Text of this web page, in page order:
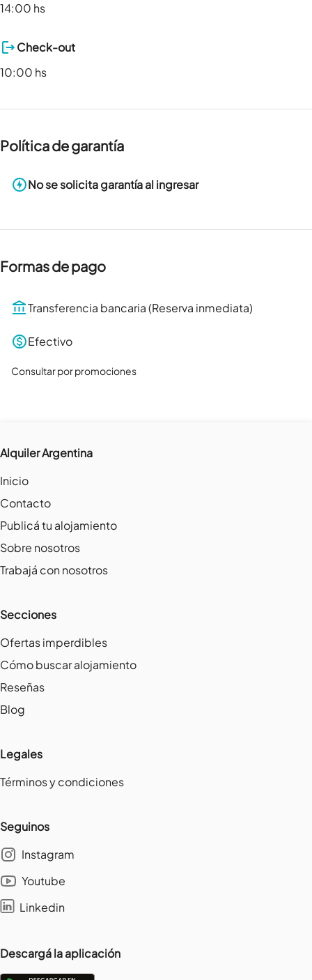
14:00 hs
Check-out
10:00 hs
Política de garantía
No se solicita garantía al ingresar
Formas de pago
Transferencia bancaria (Reserva inmediata)
Efectivo
Consultar por promociones
Alquiler Argentina
Inicio
Contacto
Publicá tu alojamiento
Sobre nosotros
Trabajá con nosotros
Secciones
Ofertas imperdibles
Cómo buscar alojamiento
Reseñas
Blog
Legales
Términos y condiciones
Seguinos
Instagram
Youtube
Linkedin
Descargá la aplicación